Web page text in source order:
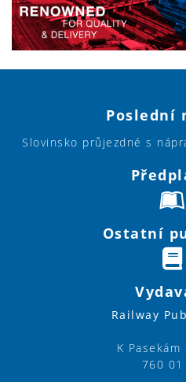
Poslední
Slovinsko průjezdné s
Ostatní
Railway
K
760